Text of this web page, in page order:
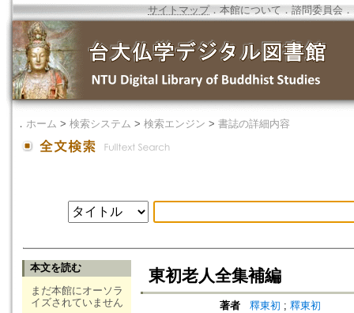
サイトマップ．本館について ． 諮問委員会 ．
． ホーム > 検索システム > 検索エンジン > 書誌の詳細内容
本文を読む
まだ本館にオーソラ
イズされていません
東初老人全集補編
著者 釋東初 ; 釋東初